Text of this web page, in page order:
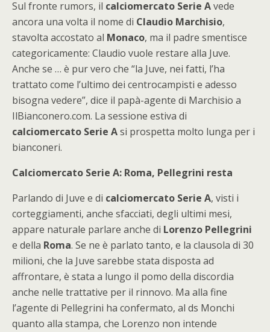
Sul fronte rumors, il calciomercato Serie Avede
ancora una volta il nome di Claudio Marchisio,
stavolta accostato al Monaco, ma il padre smentisce
categoricamente: Claudio vuole restare alla Juve.
Anche se … è pur vero che “la Juve, nei fatti, l’ha
trattato come l’ultimo dei centrocampisti e adesso
bisogna vedere”, dice il papà-agente di Marchisio a
IlBianconero.com. La sessione estiva di
calciomercato Serie Asi prospetta molto lunga per i
bianconeri.
Calciomercato Serie A: Roma, Pellegrini resta
Parlando di Juve e di calciomercato Serie A, visti i
corteggiamenti, anche sfacciati, degli ultimi mesi,
appare naturale parlare anche di Lorenzo Pellegrini
e della Roma. Se ne è parlato tanto, e la clausola di 30
milioni, che la Juve sarebbe stata disposta ad
affrontare, è stata a lungo il pomo della discordia
anche nelle trattative per il rinnovo. Ma alla fine
l’agente di Pellegrini ha confermato, al ds Monchi
quanto alla stampa, che Lorenzo non intende